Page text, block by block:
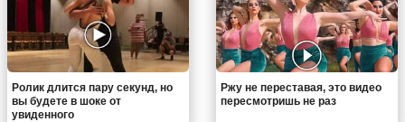
Ролик длится пару секунд, но
вы будете в шоке от
увиденного
Ржу не переставая, это видео
пересмотришь не раз